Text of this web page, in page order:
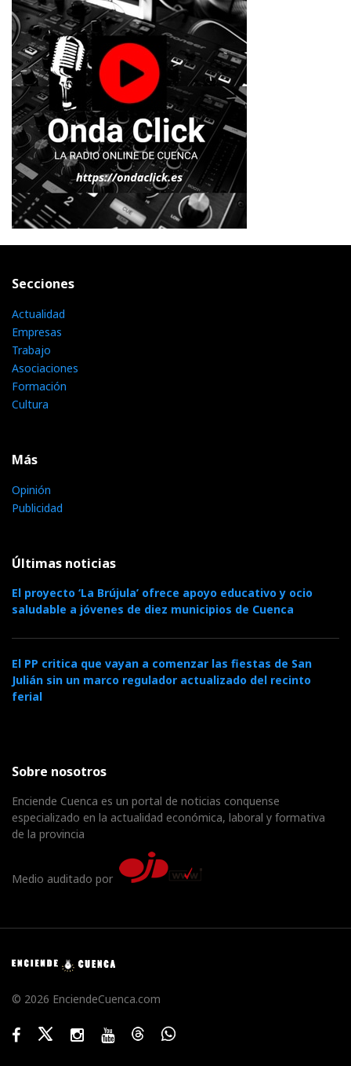
Secciones
Actualidad
Empresas
Trabajo
Asociaciones
Formación
Cultura
Más
Opinión
Publicidad
Últimas noticias
El proyecto ‘La Brújula’ ofrece apoyo educativo y ocio
saludable a jóvenes de diez municipios de Cuenca
El PP critica que vayan a comenzar las fiestas de San
Julián sin un marco regulador actualizado del recinto
ferial
Sobre nosotros
Enciende Cuenca es un portal de noticias conquense
especializado en la actualidad económica, laboral y formativa
de la provincia
Medio auditado por
© 2026 EnciendeCuenca.com
FacebookTwitterInstagramYoutubeThreadsWhatsApp